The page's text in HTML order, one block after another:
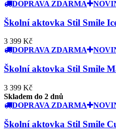
DOPRAVA ZDARMA
Školní aktovka Stil Smile
3 399 Kč
DOPRAVA ZDARMA
Školní aktovka Stil Smile
3 399 Kč
Skladem do 2 dnů
DOPRAVA ZDARMA
Školní aktovka Stil Smile